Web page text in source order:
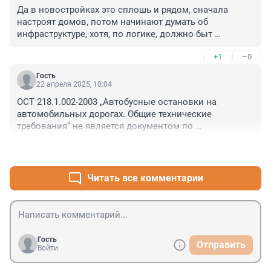
ставят, а на свободные длинные, что бы весело было
наблюдать как народ по утрам в них влезает. Вот
такие шутники у нас в транспортном комитете.
Да в новостройках это сплошь и рядом, сначала
настроят домов, потом начинают думать об
инфраструктуре, хотя, по логике, должно быт
согласование на проекты выдаёт, если ни остановок,
ни развязок в проектах нет или он только думает как
карманы набить с парковок?
+1 –0
Гость
22 апреля 2025, 10:04
ОСТ 218.1.002-2003 „Автобусные остановки на
автомобильных дорогах. Общие технические
требования“ не является документом по
пользования за границами городской застройки
Читать все комментарии
Гость
Войти
Отправить